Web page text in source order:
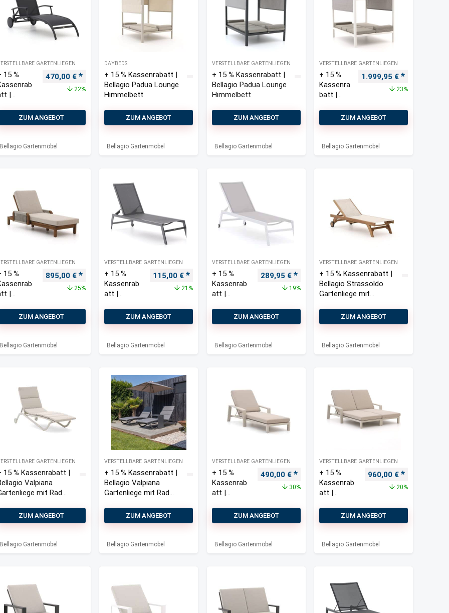
GARTENLIEGEN
15 %
|
Ursprünglicher Preis war: 600,00 €
470,00 € Aktueller Preis ist: 470,00 €.
22%
ZUM ANGEBOT
Bellagio Gartenmöbel
DAYBEDS
+ 15 % Kassenrabatt |
Bellagio Padua Lounge
Himmelbett
ZUM ANGEBOT
Bellagio Gartenmöbel
VERSTELLBARE GARTENLIEGEN
+ 15 % Kassenrabatt |
Bellagio Padua Lounge
Himmelbett
ZUM ANGEBOT
Bellagio Gartenmöbel
VERSTELLBARE GARTENLIEGEN
+ 15 %
Kassenra
batt |
Lounge
ett
Ursprünglicher Preis
1.999,95 € Aktueller
23%
ZUM ANGEBOT
Bellagio Gartenmöbel
GARTENLIEGEN
15 %
|
Ursprünglicher Preis war: 1.200,00 €
895,00 € Aktueller Preis ist: 895,00 €.
25%
ZUM ANGEBOT
Bellagio Gartenmöbel
VERSTELLBARE GARTENLIEGEN
+ 15 %
Kassenrab
att |
Rossano
Gartenliege
Ursprünglicher Preis war: 145,00 €
115,00 € Aktueller Preis ist: 115,00 €.
21%
ZUM ANGEBOT
Bellagio Gartenmöbel
VERSTELLBARE GARTENLIEGEN
+ 15 %
Kassenrab
att |
Rossano
Gartenliege
Ursprünglicher Preis war: 359,00 €
289,95 € Aktueller Preis ist: 289,95 €.
19%
ZUM ANGEBOT
Bellagio Gartenmöbel
VERSTELLBARE GARTENLIEGEN
+ 15 % Kassenrabatt |
Bellagio Strassoldo
Gartenliege mit
ZUM ANGEBOT
Bellagio Gartenmöbel
GARTENLIEGEN
15 % Kassenrabatt |
Valpiana
mit Rad
ZUM ANGEBOT
Bellagio Gartenmöbel
VERSTELLBARE GARTENLIEGEN
+ 15 % Kassenrabatt |
Bellagio Valpiana
Gartenliege mit Rad
ZUM ANGEBOT
Bellagio Gartenmöbel
VERSTELLBARE GARTENLIEGEN
+ 15 %
Kassenrab
att |
Vazzola
Gartenliege
Ursprünglicher Preis war: 700,00 €
490,00 € Aktueller Preis ist: 490,00 €.
30%
ZUM ANGEBOT
Bellagio Gartenmöbel
VERSTELLBARE GARTENLIEGEN
+ 15 %
Kassenrab
att |
Vazzola
Gartenliege
teilig mit
Ursprünglicher Preis
960,00 € Aktueller
20%
ZUM ANGEBOT
Bellagio Gartenmöbel